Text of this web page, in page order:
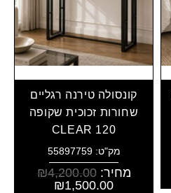
קונסולה טירנה רגליים
שחורות זכוכית שקופה
CLEAR 120
מק"ט: 55897759
מחיר: ₪4,200.00
₪1,500.00